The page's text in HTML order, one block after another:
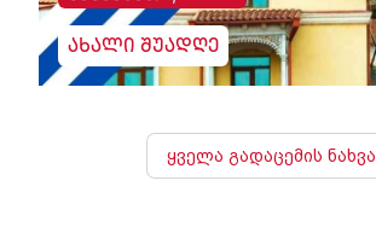
ახალი შუადღე
ყველა გადაცემის ნახვა